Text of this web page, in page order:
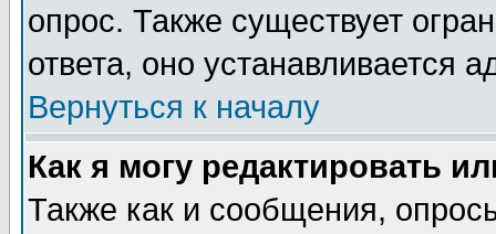
опрос. Также существует
ответа, оно устанавливается
Вернуться к началу
Как я могу редактировать
Также как и сообщения,